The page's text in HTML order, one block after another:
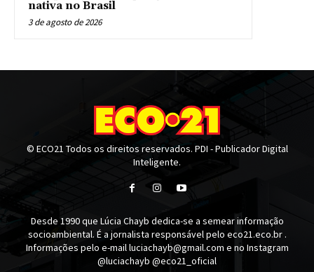
nativa no Brasil
3 de agosto de 2026
© ECO21 Todos os direitos reservados. PDI - Publicador Digital
Inteligente.
Desde 1990 que Lúcia Chayb dedica-se a semear informação
socioambiental. É a jornalista responsável pelo eco21.eco.br .
Informações pelo e-mail luciachayb@gmail.com e no Instagram
@luciachayb @eco21_oficial